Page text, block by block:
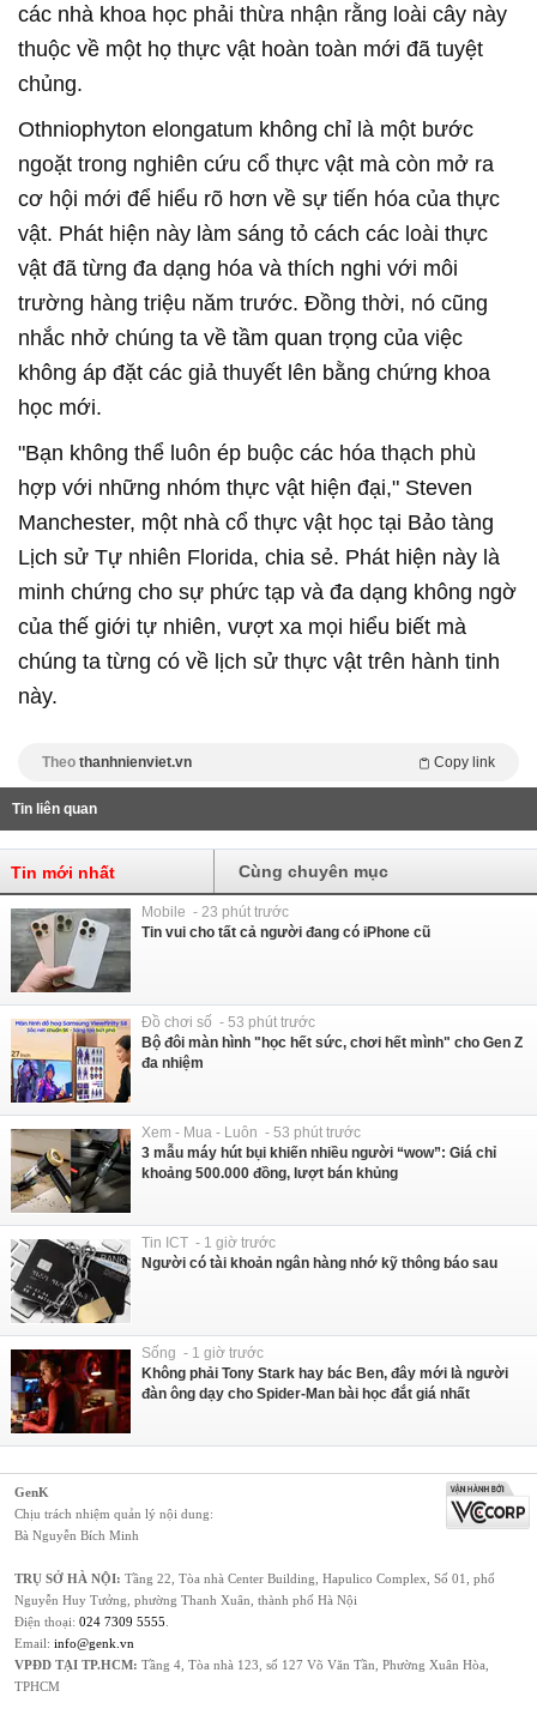
các nhà khoa học phải thừa nhận rằng loài cây này
thuộc về một họ thực vật hoàn toàn mới đã tuyệt
chủng.
Othniophyton elongatum không chỉ là một bước
ngoặt trong nghiên cứu cổ thực vật mà còn mở ra
cơ hội mới để hiểu rõ hơn về sự tiến hóa của thực
vật. Phát hiện này làm sáng tỏ cách các loài thực
vật đã từng đa dạng hóa và thích nghi với môi
trường hàng triệu năm trước. Đồng thời, nó cũng
nhắc nhở chúng ta về tầm quan trọng của việc
không áp đặt các giả thuyết lên bằng chứng khoa
học mới.
"Bạn không thể luôn ép buộc các hóa thạch phù
hợp với những nhóm thực vật hiện đại," Steven
Manchester, một nhà cổ thực vật học tại Bảo tàng
Lịch sử Tự nhiên Florida, chia sẻ. Phát hiện này là
minh chứng cho sự phức tạp và đa dạng không ngờ
của thế giới tự nhiên, vượt xa mọi hiểu biết mà
chúng ta từng có về lịch sử thực vật trên hành tinh
này.
Theo thanhnienviet.vn Copy link
Tin liên quan
Tin mới nhất Cùng chuyên mục
Mobile - 23 phút trước
Tin vui cho tất cả người đang có iPhone cũ
Đồ chơi số - 53 phút trước
Bộ đôi màn hình "học hết sức, chơi hết mình" cho Gen Z
đa nhiệm
Xem - Mua - Luôn - 53 phút trước
3 mẫu máy hút bụi khiến nhiều người “wow”: Giá chỉ
khoảng 500.000 đồng, lượt bán khủng
Tin ICT - 1 giờ trước
Người có tài khoản ngân hàng nhớ kỹ thông báo sau
Sống - 1 giờ trước
Không phải Tony Stark hay bác Ben, đây mới là người
đàn ông dạy cho Spider-Man bài học đắt giá nhất
GenK
Chịu trách nhiệm quản lý nội dung:
Bà Nguyễn Bích Minh
TRỤ SỞ HÀ NỘI: Tầng 22, Tòa nhà Center Building, Hapulico Complex, Số 01, phố
Nguyễn Huy Tưởng, phường Thanh Xuân, thành phố Hà Nội
Điện thoại: 024 7309 5555
Email: info@genk.vn
VPĐD TẠI TP.HCM: Tầng 4, Tòa nhà 123, số 127 Võ Văn Tần, Phường Xuân Hòa,
TPHCM